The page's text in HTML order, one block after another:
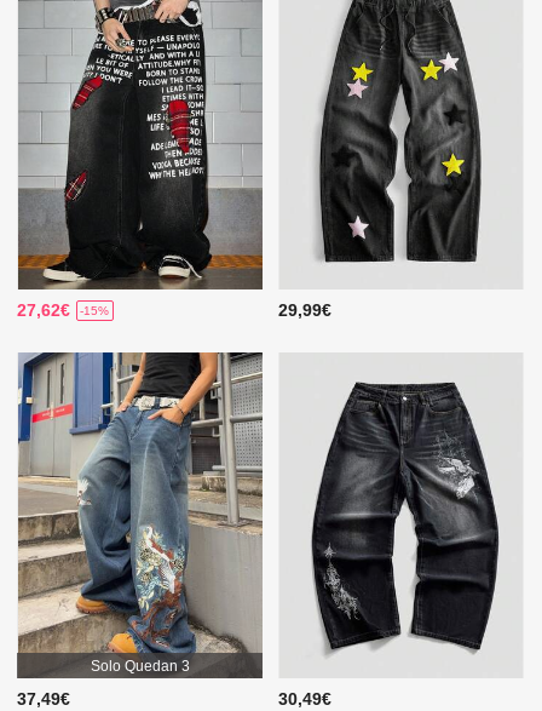
27,62€ -15% 29,99€
Solo Quedan 3
37,49€ 30,49€